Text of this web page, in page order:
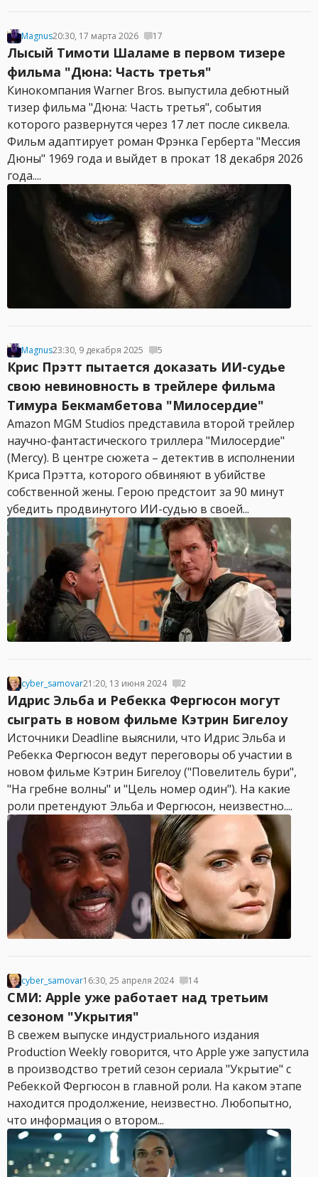
Magnus20:30, 17 марта 2026 17
Лысый Тимоти Шаламе в первом тизере
фильма "Дюна: Часть третья"
Кинокомпания Warner Bros. выпустила дебютный
тизер фильма "Дюна: Часть третья", события
которого развернутся через 17 лет после сиквела.
Фильм адаптирует роман Фрэнка Герберта "Мессия
Дюны" 1969 года и выйдет в прокат 18 декабря 2026
года....
Magnus23:30, 9 декабря 2025 5
Крис Прэтт пытается доказать ИИ-судье
свою невиновность в трейлере фильма
Тимура Бекмамбетова "Милосердие"
Amazon MGM Studios представила второй трейлер
научно-фантастического триллера "Милосердие"
(Mercy). В центре сюжета – детектив в исполнении
Криса Прэтта, которого обвиняют в убийстве
собственной жены. Герою предстоит за 90 минут
убедить продвинутого ИИ-судью в своей...
cyber_samovar21:20, 13 июня 2024 2
Идрис Эльба и Ребекка Фергюсон могут
сыграть в новом фильме Кэтрин Бигелоу
Источники Deadline выяснили, что Идрис Эльба и
Ребекка Фергюсон ведут переговоры об участии в
новом фильме Кэтрин Бигелоу ("Повелитель бури",
"На гребне волны" и "Цель номер один"). На какие
роли претендуют Эльба и Фергюсон, неизвестно....
cyber_samovar16:30, 25 апреля 2024 14
СМИ: Apple уже работает над третьим
сезоном "Укрытия"
В свежем выпуске индустриального издания
Production Weekly говорится, что Apple уже запустила
в производство третий сезон сериала "Укрытие" с
Ребеккой Фергюсон в главной роли. На каком этапе
находится продолжение, неизвестно. Любопытно,
что информация о втором...